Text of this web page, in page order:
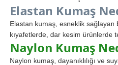
Elastan Kumaş
Elastan kumaş, esneklik
kıyafetlerde, dar kesim ürünlerde
Naylon Kumaş
Naylon kumaş, dayanıklılığı ve